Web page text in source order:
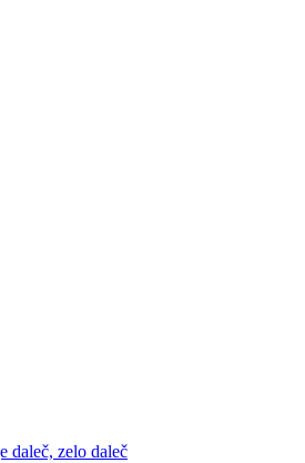
daleč, zelo daleč